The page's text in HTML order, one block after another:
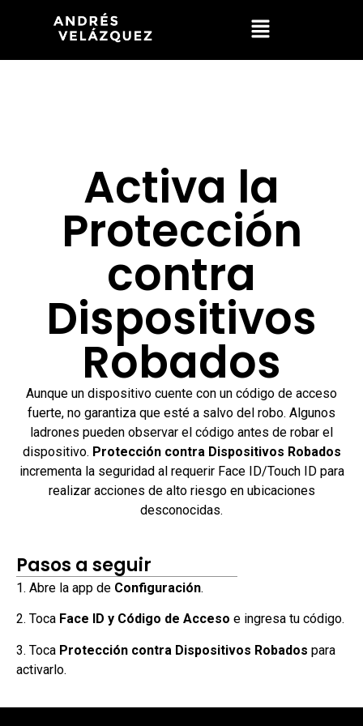
Activa la
Protección
contra
Dispositivos
Robados
Aunque un dispositivo cuente con un código de acceso
fuerte, no garantiza que esté a salvo del robo. Algunos
ladrones pueden observar el código antes de robar el
dispositivo. Protección contra Dispositivos Robados
incrementa la seguridad al requerir Face ID/Touch ID para
realizar acciones de alto riesgo en ubicaciones
desconocidas.
Pasos a seguir
1. Abre la app de Configuración.
2. Toca Face ID y Código de Acceso e ingresa tu código.
3. Toca Protección contra Dispositivos Robados para
activarlo.